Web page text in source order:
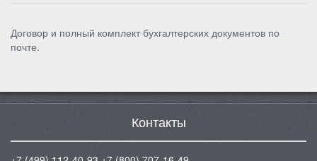
Договор и полный комплект бухгалтерских документов по
почте.
Контакты